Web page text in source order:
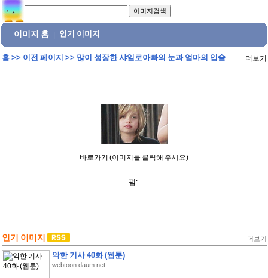
이미지 홈 인기 이미지
홈>> 이전 페이지 >> 많이 성장한 샤일로아빠의 눈과 엄마의 입술 더보기
바로가기 (이미지를 클릭해 주세요)
펌:
인기 이미지 더보기
악한 기사 40화 (웹툰)
webtoon.daum.net